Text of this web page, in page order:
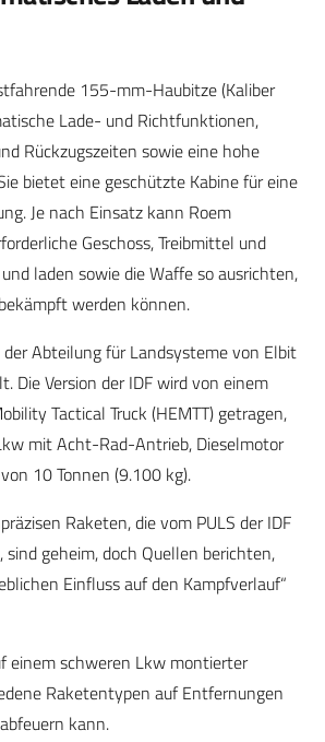
155-mm-Haubitze (Kaliber
Lade- und Richtfunktionen,
Rückzugszeiten sowie eine hohe
bietet eine geschützte Kabine für eine
Je nach Einsatz kann Roem
Geschoss, Treibmittel und
laden sowie die Waffe so ausrichten,
werden können.
der Abteilung für Landsysteme von Elbit
Die Version der IDF wird von einem
Tactical Truck (HEMTT) getragen,
mit Acht-Rad-Antrieb, Dieselmotor
10 Tonnen (9.100 kg).
Raketen, die vom PULS der IDF
geheim, doch Quellen berichten,
Einfluss auf den Kampfverlauf“
einem schweren Lkw montierter
Raketentypen auf Entfernungen
kann.